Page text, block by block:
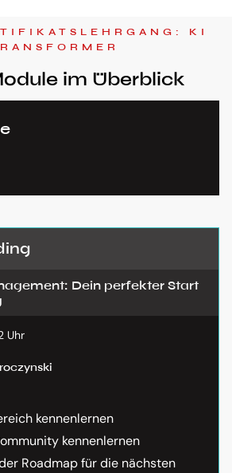
KI
im Überblick
Dein perfekter Start
Uhr
kennenlernen
kennenlernen
Roadmap für die nächsten